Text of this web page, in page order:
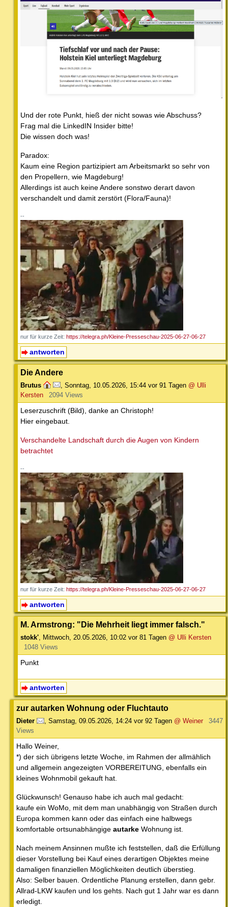
Und der rote Punkt, hieß der nicht sowas wie Abschuss?
Frag mal die LinkedIN Insider bitte!
Die wissen doch was!
Paradox:
Kaum eine Region partizipiert am Arbeitsmarkt so sehr von
den Propellern, wie Magdeburg!
Allerdings ist auch keine Andere sonstwo derart davon
verschandelt und damit zerstört (Flora/Fauna)!
--
nur für kurze Zeit: https://telegra.ph/Kleine-Presseschau-2025-06-27-06-27
antworten
Die Andere
Brutus Sonntag, 10.05.2026, 15:44 vor 91 Tagen @ Ulli
Kersten
2094 Views
Leserzuschrift (Bild), danke an Christoph!
Hier eingebaut.
Verschandelte Landschaft durch die Augen von Kindern
betrachtet
--
nur für kurze Zeit: https://telegra.ph/Kleine-Presseschau-2025-06-27-06-27
antworten
M. Armstrong: "Die Mehrheit liegt immer falsch."
stokk', Mittwoch, 20.05.2026, 10:02 vor 81 Tagen @ Ulli Kersten
1048 Views
Punkt
antworten
zur autarken Wohnung oder Fluchtauto
Dieter , Samstag, 09.05.2026, 14:24 vor 92 Tagen @ Weiner
3447
Views
Hallo Weiner,
*) der sich übrigens letzte Woche, im Rahmen der allmählich
und allgemein angezeigten VORBEREITUNG, ebenfalls ein
kleines Wohnmobil gekauft hat.
Glückwunsch! Genauso habe ich auch mal gedacht:
kaufe ein WoMo, mit dem man unabhängig von Straßen durch
Europa kommen kann oder das einfach eine halbwegs
komfortable ortsunabhängige autarke Wohnung ist.
Nach meinem Ansinnen mußte ich feststellen, daß die Erfüllung
dieser Vorstellung bei Kauf eines derartigen Objektes meine
damaligen finanziellen Möglichkeiten deutlich überstieg.
Also: Selber bauen. Ordentliche Planung erstellen, dann gebr.
Allrad-LKW kaufen und los gehts. Nach gut 1 Jahr war es dann
erledigt.